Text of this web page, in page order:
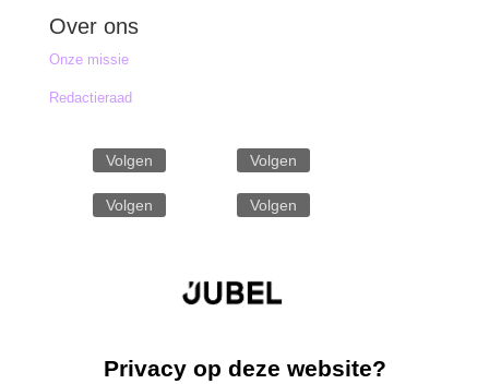
Over ons
Onze missie
Redactieraad
Volgen Volgen
Volgen Volgen
Sint-Antoniusstraat 22